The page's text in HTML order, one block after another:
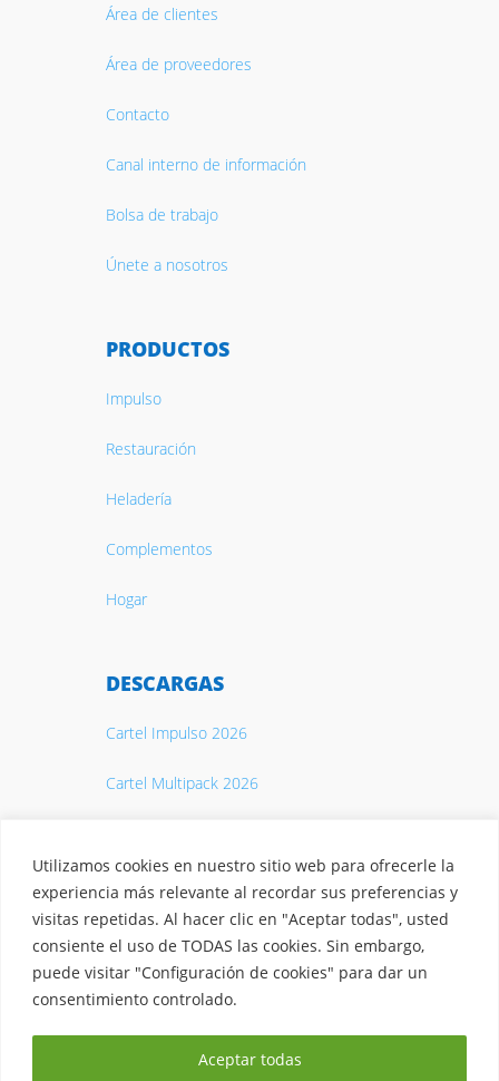
Utilizamos cookies en nuestro sitio web para ofrecerle la
experiencia más relevante al recordar sus preferencias y
visitas repetidas. Al hacer clic en "Aceptar todas", usted
consiente el uso de TODAS las cookies. Sin embargo,
puede visitar "Configuración de cookies" para dar un
consentimiento controlado.
Aceptar todas
Área de clientes
Área de proveedores
Contacto
Canal interno de información
Bolsa de trabajo
Únete a nosotros
PRODUCTOS
Impulso
Restauración
Heladería
Complementos
Hogar
DESCARGAS
Cartel Impulso 2026
Cartel Multipack 2026
© 2026 Casty. S.A.Aviso legal
información· Fondos EU